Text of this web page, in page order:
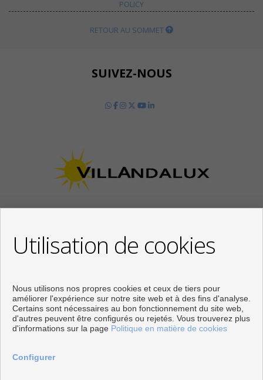
POLICY
RETOUR AU SOMMET
SUIVEZ-NOUS
CONTACTER
Local 3
29780 Nerja (Málaga)
+34 951834450
+34 633400980
Utilisation de cookies
Nous utilisons nos propres cookies et ceux de tiers pour
améliorer l'expérience sur notre site web et à des fins d'analyse.
Certains sont nécessaires au bon fonctionnement du site web,
d'autres peuvent être configurés ou rejetés. Vous trouverez plus
d'informations sur la page Politique en matière de cookies
Configurer